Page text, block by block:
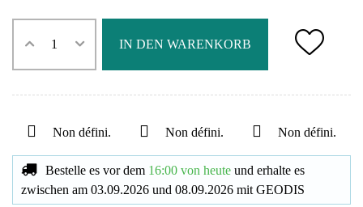
IN DEN WARENKORB
Non défini. Non défini. Non défini.
Bestelle es vor dem 16:00 von heute und erhalte es
zwischen am 03.09.2026 und 08.09.2026 mit GEODIS